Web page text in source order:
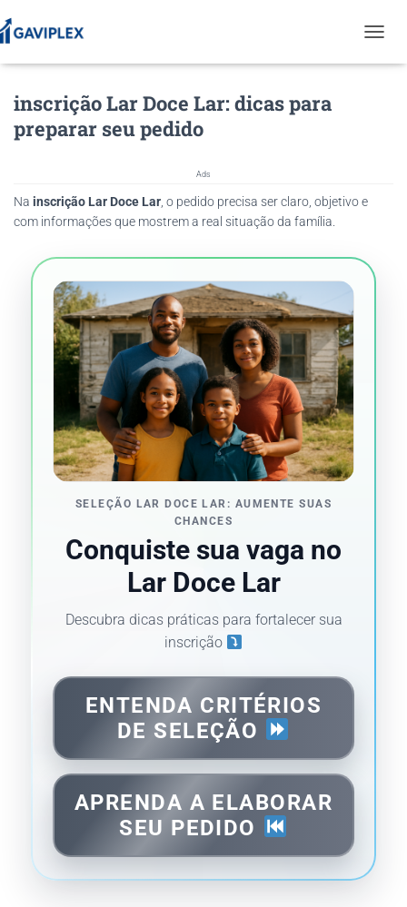
O
I
inscrição Lar Doce Lar: dicas para
preparar seu pedido
Ads
Na inscrição Lar Doce Lar , o pedido precisa ser claro, objetivo e
com informações que mostrem a real situação da família.
SELEÇÃO LAR DOCE LAR: AUMENTE SUAS
CHANCES
Conquiste sua vaga no
Lar Doce Lar
Descubra dicas práticas para fortalecer sua
inscrição
ENTENDA CRITÉRIOS
DE SELEÇÃO
APRENDA A ELABORAR
SEU PEDIDO